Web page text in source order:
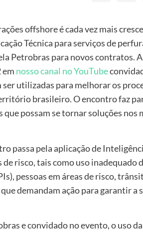
offshore é cada vez mais
Técnica para serviços de
Petrobras para novos contratos.
em nosso canal no YouTube
utilizadas para melhorar os
brasileiro. O encontro faz
possam se tornar soluções nos
passa pela aplicação de
risco, tais como uso inadequado
pessoas em áreas de risco,
demandam ação para garantir a
e convidado no evento, o uso